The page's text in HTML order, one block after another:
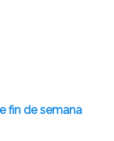
fin de semana